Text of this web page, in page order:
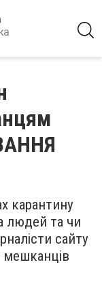
карантину
людей та чи
сайту
мешканців